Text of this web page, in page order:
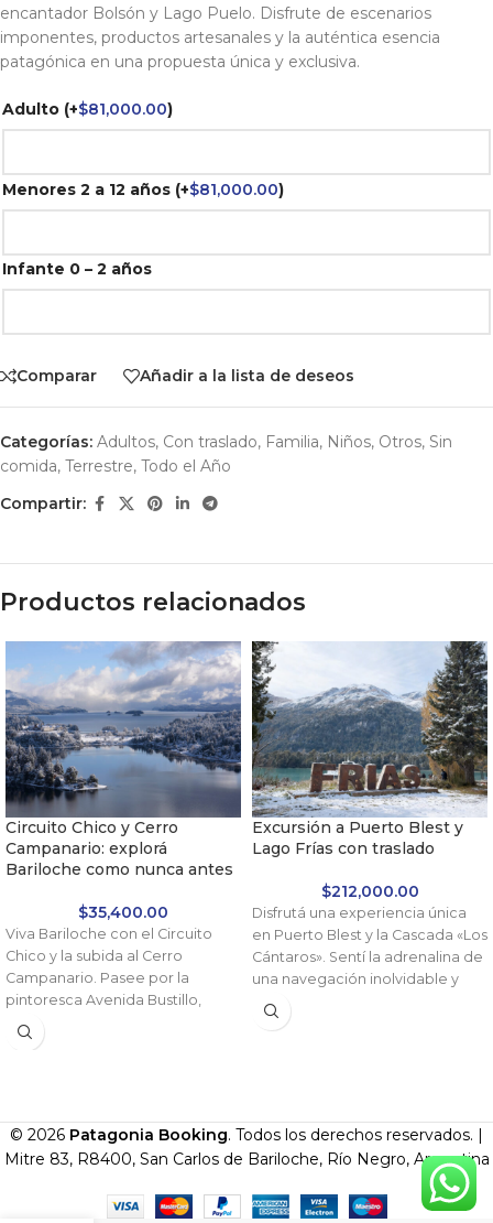
encantador Bolsón y Lago Puelo. Disfrute de escenarios
imponentes, productos artesanales y la auténtica esencia
patagónica en una propuesta única y exclusiva.
Adulto (+$81,000.00)
Menores 2 a 12 años (+$81,000.00)
Infante 0 – 2 años
Comparar Añadir a la lista de deseos
Categorías: Adultos, Con traslado, Familia, Niños, Otros, Sin
comida, Terrestre, Todo el Año
Compartir:
Productos relacionados
Circuito Chico y Cerro
Campanario: explorá
Bariloche como nunca antes
$35,400.00
Viva Bariloche con el Circuito
Chico y la subida al Cerro
Campanario. Pasee por la
pintoresca Avenida Bustillo,
contemple el emblemático
Hotel Llao Llao y ascienda al
comodidad y la aventura se
combinan de manera única.
Excursión a Puerto Blest y
Lago Frías con traslado
$212,000.00
Disfrutá una experiencia única
en Puerto Blest y la Cascada «Los
Cántaros». Sentí la adrenalina de
una navegación inolvidable y
maravillate con los paisajes
imponentes del Lago Frías.
✅ Reservá tu lugar hoy pagando
solo la seña — el saldo lo abonás
recién el día de la excursión.
© 2026 Patagonia Booking. Todos los derechos reservados. |
Mitre 83, R8400, San Carlos de Bariloche, Río Negro, Argentina